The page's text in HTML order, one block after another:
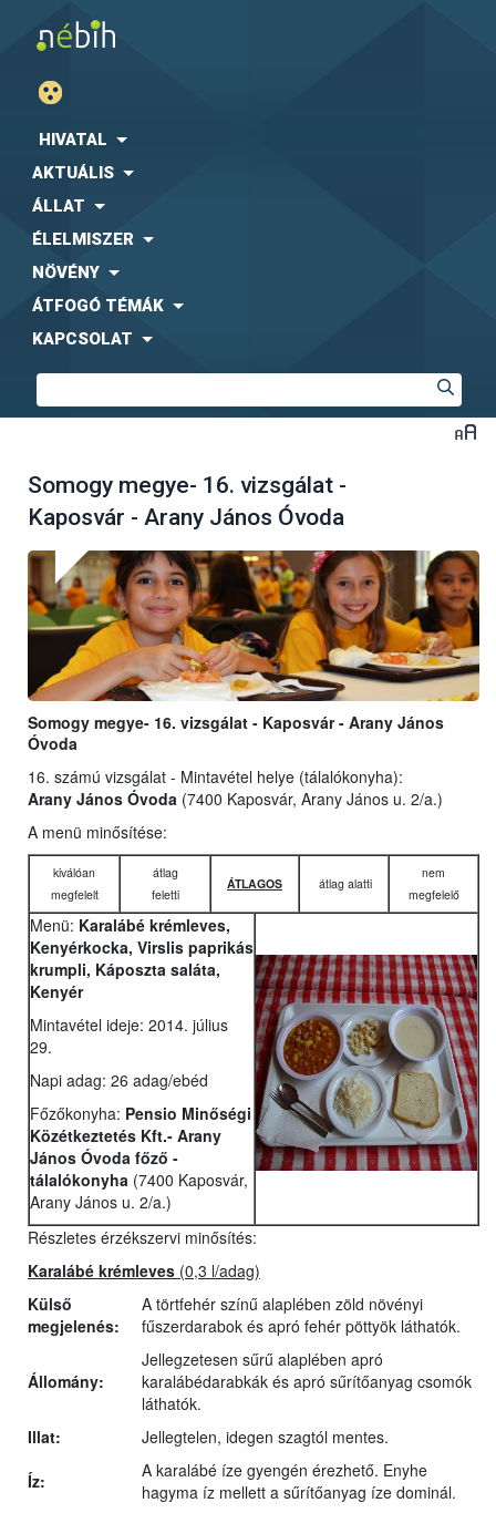
HIVATAL
AKTUÁLIS
ÁLLAT
ÉLELMISZER
NÖVÉNY
ÁTFOGÓ TÉMÁK
KAPCSOLAT
Somogy megye- 16. vizsgálat -
Kaposvár - Arany János Óvoda
Somogy megye- 16. vizsgálat - Kaposvár - Arany János
Óvoda
16. számú vizsgálat - Mintavétel helye (tálalókonyha):
Arany János Óvoda (7400 Kaposvár, Arany János u. 2/a.)
A menü minősítése:
kiválóan
megfelelt
átlag
feletti
ÁTLAGOS átlag alatti
nem
megfelelő
Menü: Karalábé krémleves,
Kenyérkocka, Virslis paprikás
krumpli, Káposzta saláta,
Kenyér
Mintavétel ideje: 2014. július
29.
Napi adag: 26 adag/ebéd
Főzőkonyha: Pensio Minőségi
Közétkeztetés Kft.- Arany
János Óvoda főző -
tálalókonyha (7400 Kaposvár,
Arany János u. 2/a.)
Részletes érzékszervi minősítés:
Karalábé krémleves (0,3 l/adag)
Külső
megjelenés:
A törtfehér színű alaplében zöld növényi
fűszerdarabok és apró fehér pöttyök láthatók.
Állomány:
Jellegzetesen sűrű alaplében apró
karalábédarabkák és apró sűrítőanyag csomók
láthatók.
Illat:
Jellegtelen, idegen szagtól mentes.
Íz:
A karalábé íze gyengén érezhető. Enyhe
hagyma íz mellett a sűrítőanyag íze dominál.